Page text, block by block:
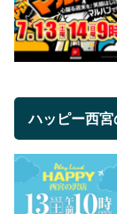
ハッピー西宮